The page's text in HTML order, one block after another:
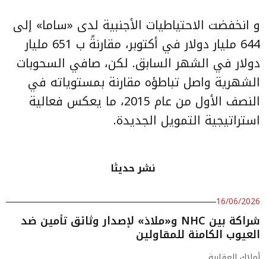
و انخفضت الاحتياطيات الأجنبية لدى «ساما» إلى
644 مليار دولار في أكتوبر، مقارنةً ب 651 مليار
دولار في الشهر السابق. لكن، صافي السحوبات
الشهرية واصل تباطؤه مقارنة بمستوياته في
النصف الأول من عام 2015، ما يعكس فعالية
استراتيجية التمويل الجديدة.
نشر حديثا
16/06/2026
شراكة بين NHC و«ملاذ» لإصدار وثائق تأمين ضد
العيوب الكامنة للمقاولين